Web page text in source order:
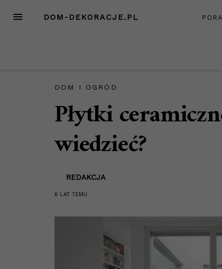
MENU DOM-DEKORACJE.PL
DOM I OGRÓD
Płytki
wiedzieć?
REDAKCJA
6 LAT TEMU